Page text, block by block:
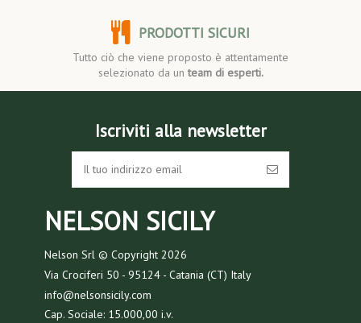
PRODOTTI SICURI
Tutto ciò che viene proposto è attentamente
selezionato da unteam di esperti.
Iscriviti alla newsletter
NELSON SICILY
Nelson Srl © Copyright2026
Via Crociferi 50 - 95124 - Catania (CT) Italy
info@nelsonsicily.com
Cap. Sociale: 15.000,00 i.v.